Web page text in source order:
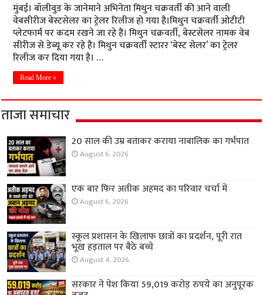
मुंबई। बॉलीवुड के जानेमाने अभिनेता मिथुन चक्रवर्ती की आने वाली
वेबसीरीज बेस्टसेलर का ट्रेलर रिलीज हो गया है।मिथुन चक्रवर्ती ओटीटी
प्लेटफार्म पर कदम रखने जा रहे हैं। मिथुन चक्रवर्ती, बेस्टसेलर नामक वेब
सीरीज से डेब्यू कर रहे हैं। मिथुन चक्रवर्ती स्टारर ‘बेस्ट सेलर’ का ट्रेलर
रिलीज कर दिया गया है। …
Read More »
ताजा समाचार
20 साल की उम्र बताकर कराया नाबालिक का गर्भपात
August 6, 2026
एक बार फिर अतीक अहमद का परिवार चर्चा में
August 6, 2026
स्कूल प्रशासन के खिलाफ छात्रों का प्रदर्शन, पूरी रात
भूख हड़ताल पर बैठे बच्चे
August 4, 2026
सरकार ने पेश किया 59,019 करोड़ रुपये का अनुपूरक